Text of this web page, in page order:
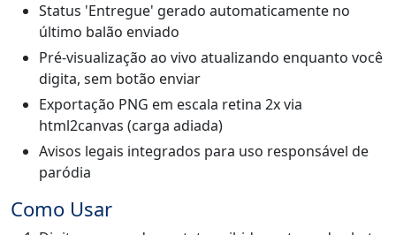
Status 'Entregue' gerado automaticamente no
último balão enviado
Pré-visualização ao vivo atualizando enquanto você
digita, sem botão enviar
Exportação PNG em escala retina 2x via
html2canvas (carga adiada)
Avisos legais integrados para uso responsável de
paródia
Como Usar